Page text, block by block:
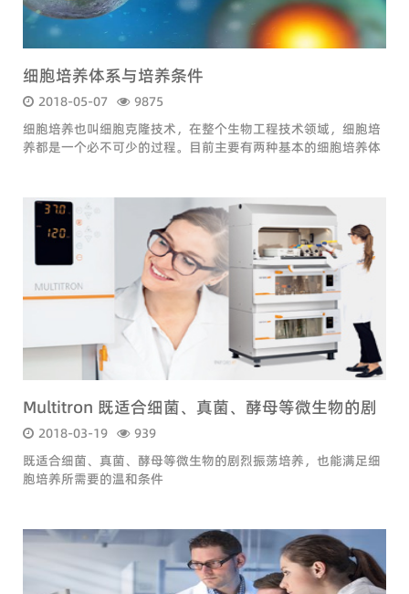
细胞培养体系与培养条件
2018-05-07
9875
细胞培养也叫细胞克隆技术，在整个生物工程技术领域，细胞培
养都是一个必不可少的过程。目前主要有两种基本的细胞培养体
Multitron 既适合细菌、真菌、酵母等微生物的剧
烈振荡培养，也能满足细胞培养所需要的温和条件
2018-03-19
939
既适合细菌、真菌、酵母等微生物的剧烈振荡培养，也能满足细
胞培养所需要的温和条件